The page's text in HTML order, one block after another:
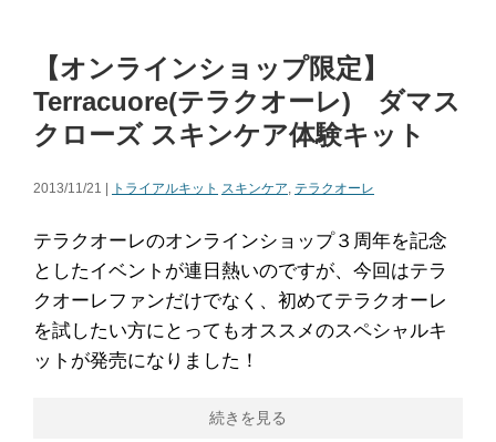
【オンラインショップ限定】
Terracuore(テラクオーレ) ダマス
クローズ スキンケア体験キット
2013/11/21 | トライアルキット スキンケア, テラクオーレ
テラクオーレのオンラインショップ３周年を記念
としたイベントが連日熱いのですが、今回はテラ
クオーレファンだけでなく、初めてテラクオーレ
を試したい方にとってもオススメのスペシャルキ
ットが発売になりました！
続きを見る